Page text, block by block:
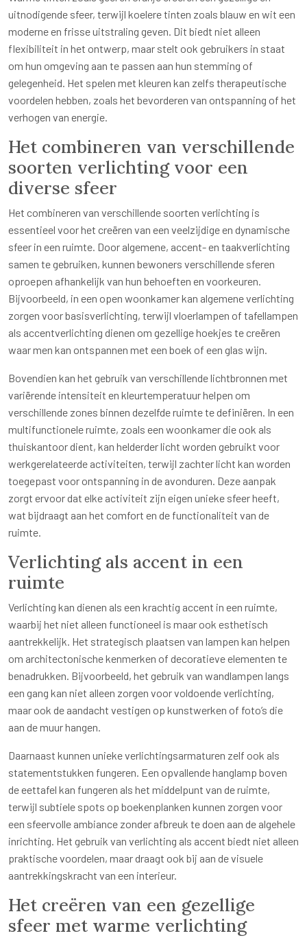
uitnodigende sfeer, terwijl koelere tinten zoals blauw en wit een
moderne en frisse uitstraling geven. Dit biedt niet alleen
flexibiliteit in het ontwerp, maar stelt ook gebruikers in staat
om hun omgeving aan te passen aan hun stemming of
gelegenheid. Het spelen met kleuren kan zelfs therapeutische
voordelen hebben, zoals het bevorderen van ontspanning of het
verhogen van energie.
Het combineren van verschillende
soorten verlichting voor een
diverse sfeer
Het combineren van verschillende soorten verlichting is
essentieel voor het creëren van een veelzijdige en dynamische
sfeer in een ruimte. Door algemene, accent- en taakverlichting
samen te gebruiken, kunnen bewoners verschillende sferen
oproepen afhankelijk van hun behoeften en voorkeuren.
Bijvoorbeeld, in een open woonkamer kan algemene verlichting
zorgen voor basisverlichting, terwijl vloerlampen of tafellampen
als accentverlichting dienen om gezellige hoekjes te creëren
waar men kan ontspannen met een boek of een glas wijn.
Bovendien kan het gebruik van verschillende lichtbronnen met
variërende intensiteit en kleurtemperatuur helpen om
verschillende zones binnen dezelfde ruimte te definiëren. In een
multifunctionele ruimte, zoals een woonkamer die ook als
thuiskantoor dient, kan helderder licht worden gebruikt voor
werkgerelateerde activiteiten, terwijl zachter licht kan worden
toegepast voor ontspanning in de avonduren. Deze aanpak
zorgt ervoor dat elke activiteit zijn eigen unieke sfeer heeft,
wat bijdraagt aan het comfort en de functionaliteit van de
ruimte.
Verlichting als accent in een
ruimte
Verlichting kan dienen als een krachtig accent in een ruimte,
waarbij het niet alleen functioneel is maar ook esthetisch
aantrekkelijk. Het strategisch plaatsen van lampen kan helpen
om architectonische kenmerken of decoratieve elementen te
benadrukken. Bijvoorbeeld, het gebruik van wandlampen langs
een gang kan niet alleen zorgen voor voldoende verlichting,
maar ook de aandacht vestigen op kunstwerken of foto’s die
aan de muur hangen.
Daarnaast kunnen unieke verlichtingsarmaturen zelf ook als
statementstukken fungeren. Een opvallende hanglamp boven
de eettafel kan fungeren als het middelpunt van de ruimte,
terwijl subtiele spots op boekenplanken kunnen zorgen voor
een sfeervolle ambiance zonder afbreuk te doen aan de algehele
inrichting. Het gebruik van verlichting als accent biedt niet alleen
praktische voordelen, maar draagt ook bij aan de visuele
aantrekkingskracht van een interieur.
Het creëren van een gezellige
sfeer met warme verlichting